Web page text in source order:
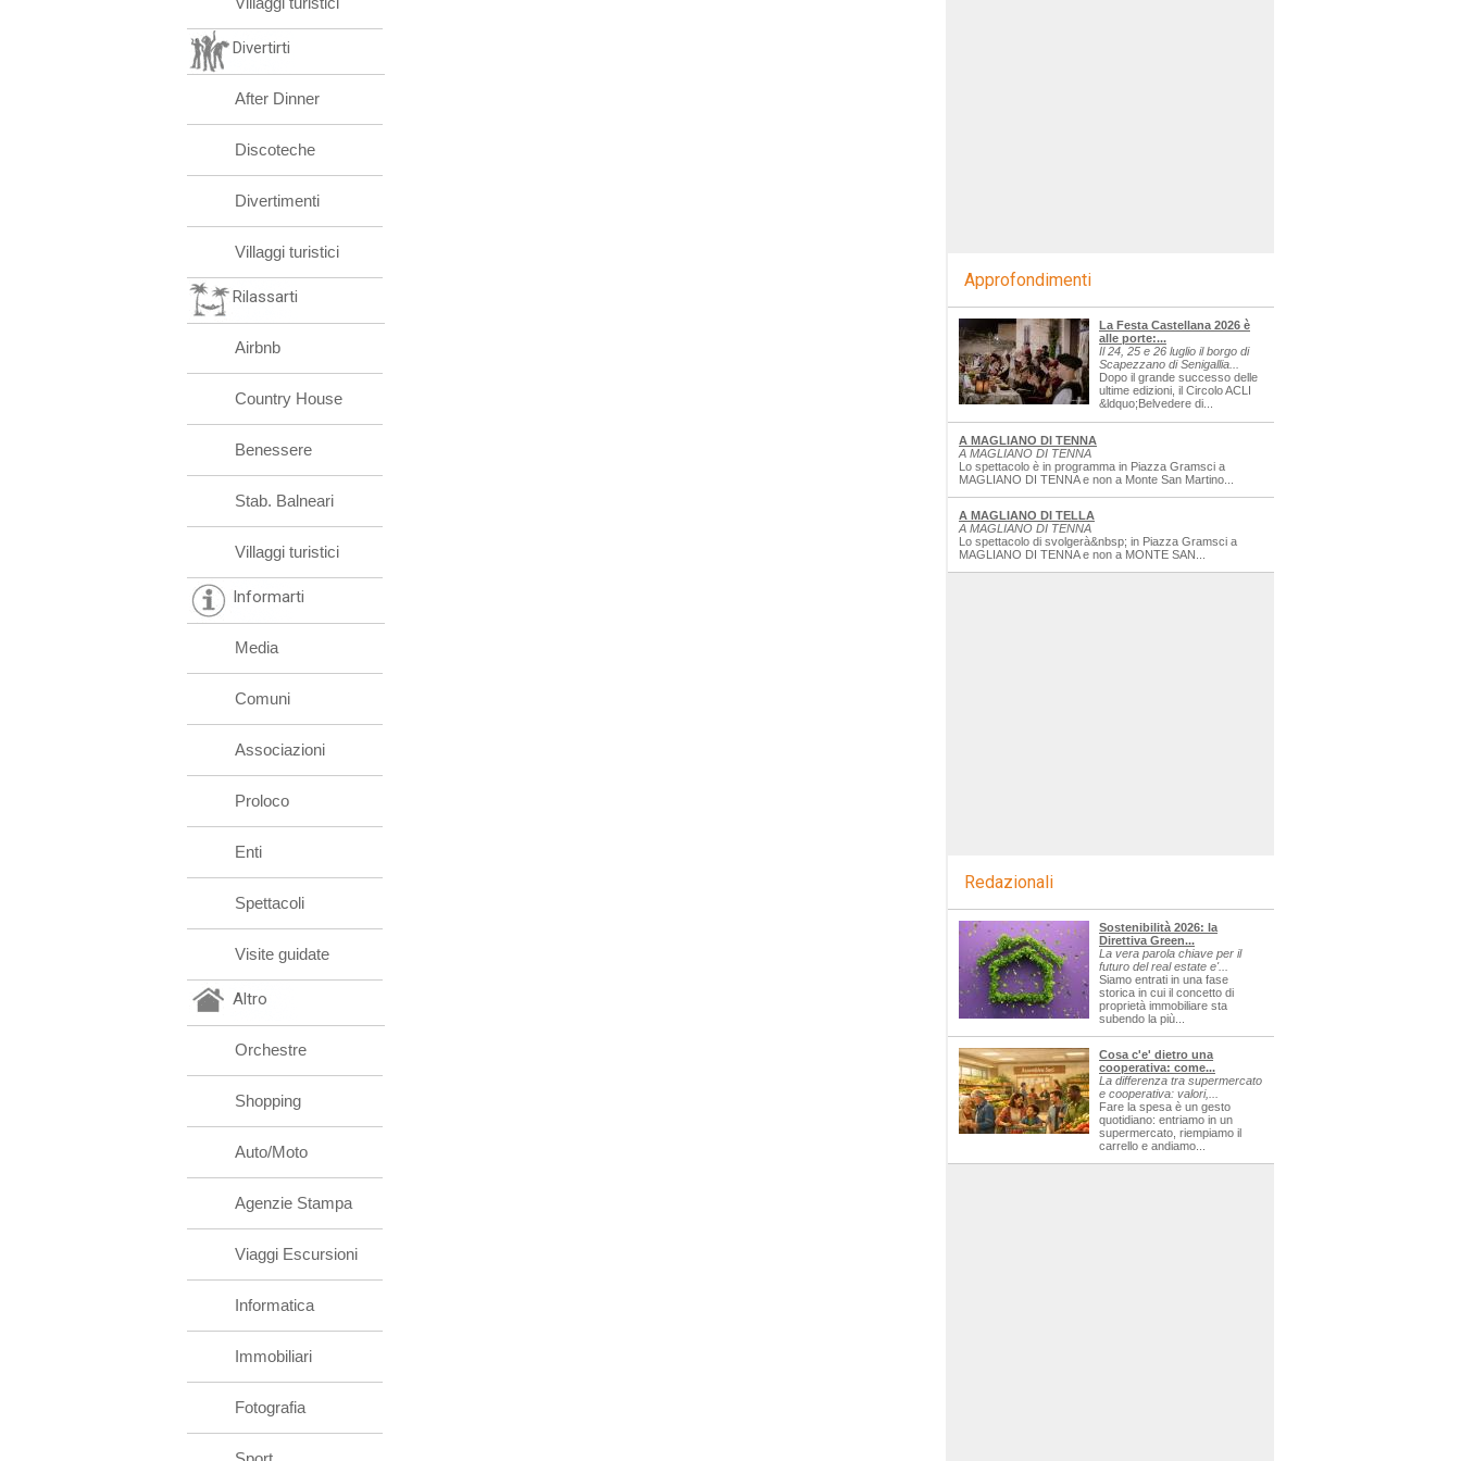
Divertirti
After Dinner
Discoteche
Divertimenti
Villaggi turistici
Rilassarti
Airbnb
Country House
Benessere
Stab. Balneari
Villaggi turistici
Informarti
Media
Comuni
Associazioni
Proloco
Enti
Spettacoli
Visite guidate
Altro
Orchestre
Shopping
Auto/Moto
Agenzie Stampa
Viaggi Escursioni
Informatica
Immobiliari
Fotografia
Approfondimenti
La Festa Castellana 2026 è
alle porte:...
Il 24, 25 e 26 luglio il borgo di
Scapezzano di Senigallia...
Dopo il grande successo delle
ultime edizioni, il Circolo ACLI
&ldquo;Belvedere di...
A MAGLIANO DI TENNA
A MAGLIANO DI TENNA
Lo spettacolo è in programma in Piazza Gramsci a
MAGLIANO DI TENNA e non a Monte San Martino...
A MAGLIANO DI TELLA
A MAGLIANO DI TENNA
Lo spettacolo di svolgerà&nbsp; in Piazza Gramsci a
MAGLIANO DI TENNA e non a MONTE SAN...
Redazionali
Sostenibilità 2026: la
Direttiva Green...
La vera parola chiave per il
futuro del real estate e'...
Siamo entrati in una fase
storica in cui il concetto di
proprietà immobiliare sta
subendo la più...
Cosa c'e' dietro una
cooperativa: come...
La differenza tra supermercato
e cooperativa: valori,...
Fare la spesa è un gesto
quotidiano: entriamo in un
supermercato, riempiamo il
carrello e andiamo...